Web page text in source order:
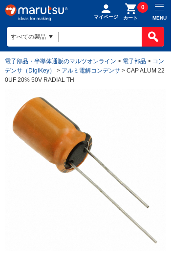
マイページ カート
0
MENU
電子部品・半導体通販のマルツオンライン > 電子部品 > コン
デンサ（DigiKey）
> アルミ電解コンデンサ > CAP ALUM 22
0UF 20% 50V RADIAL TH